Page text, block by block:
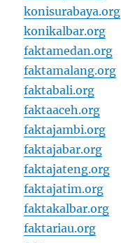
konisurabaya.org
konikalbar.org
faktamedan.org
faktamalang.org
faktabali.org
faktaaceh.org
faktajambi.org
faktajabar.org
faktajateng.org
faktajatim.org
faktakalbar.org
faktariau.org